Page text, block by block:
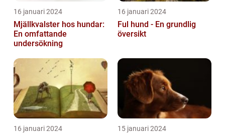
16 januari 2024
Mjällkvalster hos hundar:
En omfattande
undersökning
16 januari 2024
Ful hund - En grundlig
översikt
16 januari 2024 15 januari 2024